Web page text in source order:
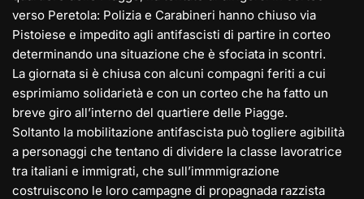
verso Peretola: Polizia e Carabineri hanno chiuso via
Pistoiese e impedito agli antifascisti di partire in corteo
determinando una situazione che è sfociata in scontri.
La giornata si è chiusa con alcuni compagni feriti a cui
esprimiamo solidarietà e con un corteo che ha fatto un
breve giro all’interno del quartiere delle Piagge.
Soltanto la mobilitazione antifascista può togliere agibilità
a personaggi che tentano di dividere la classe lavoratrice
tra italiani e immigrati, che sull’immmigrazione
costruiscono le loro campagne di propagnada razzista